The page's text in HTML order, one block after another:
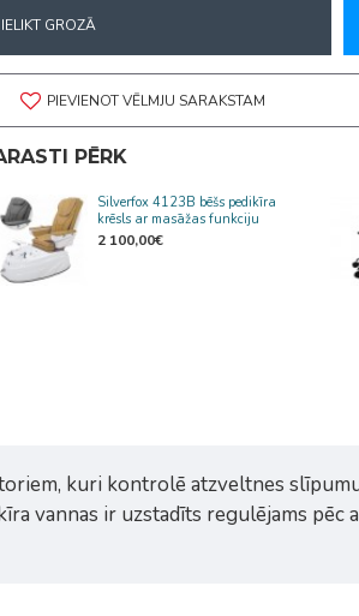
IELIKT GROZĀ
PIEVIENOT VĒLMJU SARAKSTAM
PĒRK
Silverfox 4123B bēšs pedikīra
krēsls ar masāžas funkciju
2 100,00€
kuri kontrolē atzveltnes
vannas ir uzstadīts regulējams pēc